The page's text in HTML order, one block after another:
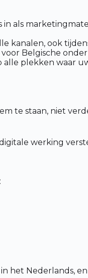
als
kanalen, ook
Belgische
plekken waar
te staan, niet
werking
het Nederlands,